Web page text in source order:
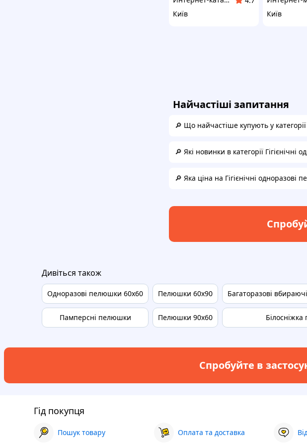
Київ
Київ
Найчастіші запитання
🔎 Що найчастіше купують у
🔎 Які новинки в категорії Гігієнічні
🔎 Яка ціна на Гігієнічні одноразові
Дивіться також
Одноразові пелюшки 60х60
Памперсні пелюшки
Пелюшки 60х90
Пелюшки 90х60
Багаторазові
Спробуйте в
Гід покупця
Пошук товару Оплата та доставка